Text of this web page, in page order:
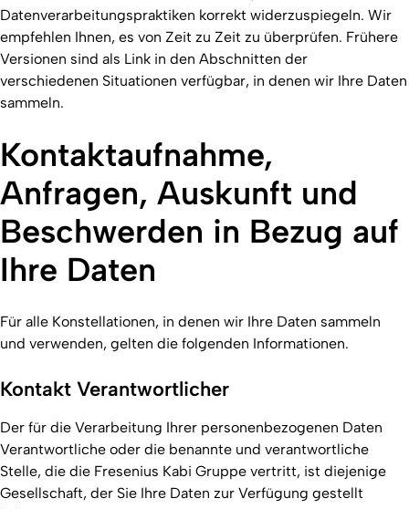
Datenverarbeitungspraktiken korrekt widerzuspiegeln. Wir
empfehlen Ihnen, es von Zeit zu Zeit zu überprüfen. Frühere
Versionen sind als Link in den Abschnitten der
verschiedenen Situationen verfügbar, in denen wir Ihre Daten
sammeln.
Kontaktaufnahme,
Anfragen, Auskunft und
Beschwerden in Bezug auf
Ihre Daten
Für alle Konstellationen, in denen wir Ihre Daten sammeln
und verwenden, gelten die folgenden Informationen.
Kontakt Verantwortlicher
Der für die Verarbeitung Ihrer personenbezogenen Daten
Verantwortliche oder die benannte und verantwortliche
Stelle, die die Fresenius Kabi Gruppe vertritt, ist diejenige
Gesellschaft, der Sie Ihre Daten zur Verfügung gestellt